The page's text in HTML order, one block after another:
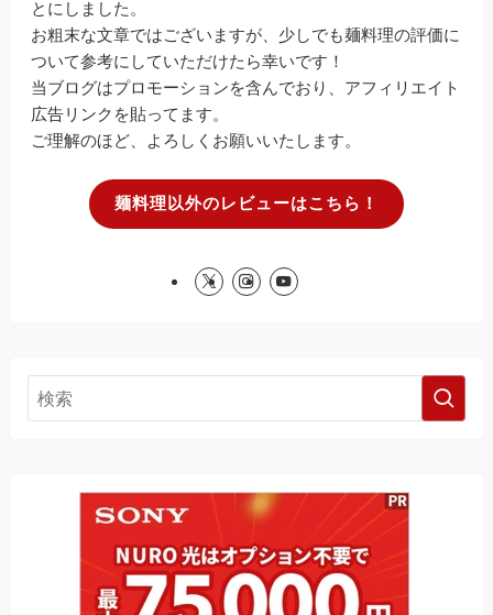
とにしました。
お粗末な文章ではございますが、少しでも麺料理の評価に
ついて参考にしていただけたら幸いです！
当ブログはプロモーションを含んでおり、アフィリエイト
広告リンクを貼ってます。
ご理解のほど、よろしくお願いいたします。
麺料理以外のレビューはこちら！